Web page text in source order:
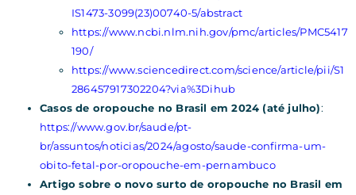
IS1473-3099(23)00740-5/abstract
https://www.ncbi.nlm.nih.gov/pmc/articles/PMC5417
190/
https://www.sciencedirect.com/science/article/pii/S1
286457917302204?via%3Dihub
Casos de oropouche no Brasil em 2024 (até julho):
https://www.gov.br/saude/pt-
br/assuntos/noticias/2024/agosto/saude-confirma-um-
obito-fetal-por-oropouche-em-pernambuco
Artigo sobre o novo surto de oropouche no Brasil em